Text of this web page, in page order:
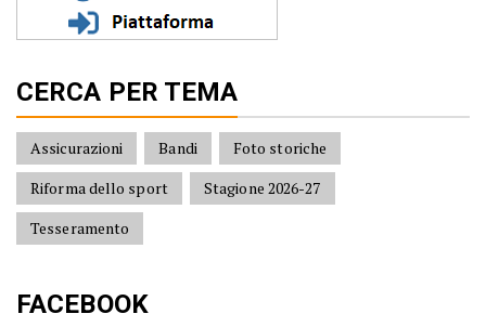
CERCA PER TEMA
Assicurazioni Bandi
Foto storiche
Riforma dello sport
Stagione 2026-27
Tesseramento
FACEBOOK